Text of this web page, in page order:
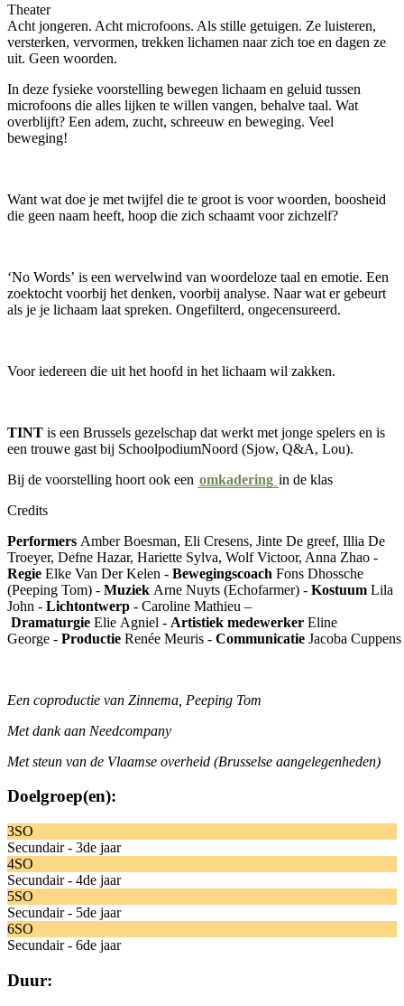
Theater
Acht jongeren. Acht microfoons. Als stille getuigen. Ze luisteren,
versterken, vervormen, trekken lichamen naar zich toe en dagen ze
uit. Geen woorden.
In deze fysieke voorstelling bewegen lichaam en geluid tussen
microfoons die alles lijken te willen vangen, behalve taal. Wat
overblijft? Een adem, zucht, schreeuw en beweging. Veel
beweging!
Want wat doe je met twijfel die te groot is voor woorden, boosheid
die geen naam heeft, hoop die zich schaamt voor zichzelf?
‘No Words’ is een wervelwind van woordeloze taal en emotie. Een
zoektocht voorbij het denken, voorbij analyse. Naar wat er gebeurt
als je je lichaam laat spreken. Ongefilterd, ongecensureerd.
Voor iedereen die uit het hoofd in het lichaam wil zakken.
TINT is een Brussels gezelschap dat werkt met jonge spelers en is
een trouwe gast bij SchoolpodiumNoord (Sjow, Q&A, Lou).
Bij de voorstelling hoort ook een omkadering in de klas
Credits
Performers Amber Boesman, Eli Cresens, Jinte De greef, Illia De
Troeyer, Defne Hazar, Hariette Sylva, Wolf Victoor, Anna Zhao -
Regie Elke Van Der Kelen - Bewegingscoach Fons Dhossche
(Peeping Tom) - Muziek Arne Nuyts (Echofarmer) - Kostuum Lila
John - Lichtontwerp - Caroline Mathieu –
Dramaturgie Elie Agniel - Artistiek medewerker Eline
George - Productie Renée Meuris - Communicatie Jacoba Cuppens
Een coproductie van Zinnema, Peeping Tom
Met dank aan Needcompany
Met steun van de Vlaamse overheid (Brusselse aangelegenheden)
Doelgroep(en):
3SO
Secundair - 3de jaar
4SO
Secundair - 4de jaar
5SO
Secundair - 5de jaar
6SO
Secundair - 6de jaar
Duur: